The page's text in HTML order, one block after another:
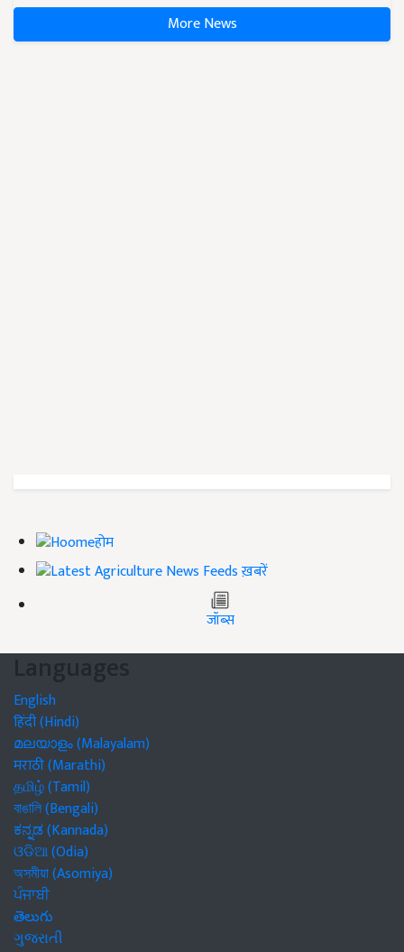
More News
होम
ख़बरें
जॉब्स
Languages
English
हिंदी (Hindi)
മലയാളം (Malayalam)
मराठी (Marathi)
தமிழ் (Tamil)
বাঙালি (Bengali)
ಕನ್ನಡ (Kannada)
ଓଡିଆ (Odia)
অসমীয়া (Asomiya)
ਪੰਜਾਬੀ
తెలుగు
ગુજરાતી